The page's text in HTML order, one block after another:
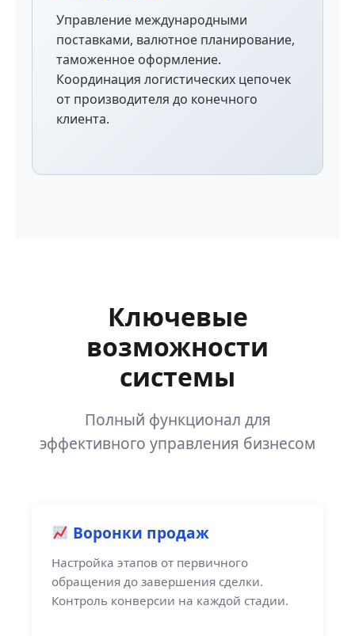
Управление международными
поставками, валютное планирование,
таможенное оформление.
Координация логистических цепочек
от производителя до конечного
клиента.
Ключевые
возможности
системы
Полный функционал для
эффективного управления бизнесом
Воронки продаж
Настройка этапов от первичного
обращения до завершения сделки.
Контроль конверсии на каждой стадии.